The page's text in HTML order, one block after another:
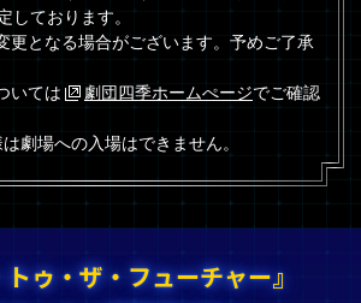
しております。
更となる場合がございます。予めご了承
いては
劇団四季ホームぺージでご確認
劇場への入場はできません。
トゥ・ザ・フューチャー』